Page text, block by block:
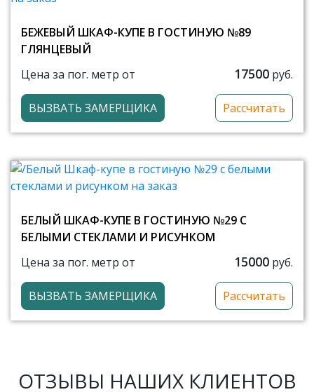
БЕЖЕВЫЙ ШКАФ-КУПЕ В ГОСТИНУЮ №89
ГЛЯНЦЕВЫЙ
Цена за пог. метр от
17500 руб.
ВЫЗВАТЬ ЗАМЕРЩИКА Рассчитать
БЕЛЫЙ ШКАФ-КУПЕ В ГОСТИНУЮ №29 С
БЕЛЫМИ СТЕКЛАМИ И РИСУНКОМ
Цена за пог. метр от
15000 руб.
ВЫЗВАТЬ ЗАМЕРЩИКА Рассчитать
ОТЗЫВЫ НАШИХ КЛИЕНТОВ